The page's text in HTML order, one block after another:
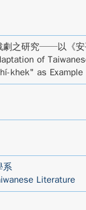
劇之研究──以《安
of
khek" as Example
系
Literature